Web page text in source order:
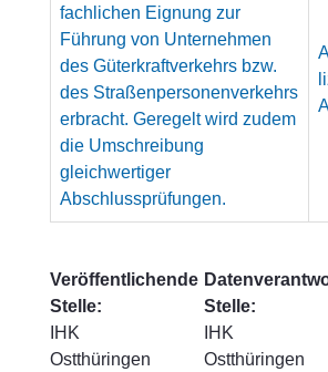
fachlichen Eignung zur
Führung von Unternehmen
des Güterkraftverkehrs bzw.
des Straßenpersonenverkehrs
erbracht. Geregelt wird zudem
die Umschreibung
gleichwertiger
Abschlussprüfungen.
Veröffentlichende
Stelle:
IHK
Ostthüringen
Stelle:
IHK
Ostthüringen